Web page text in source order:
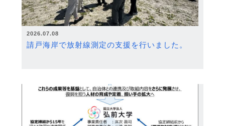
2026.07.08
請戸海岸で放射線測定の支援を行いました。